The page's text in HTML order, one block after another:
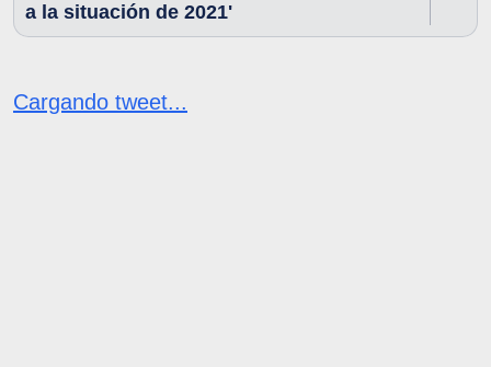
a la situación de 2021'
Cargando tweet...